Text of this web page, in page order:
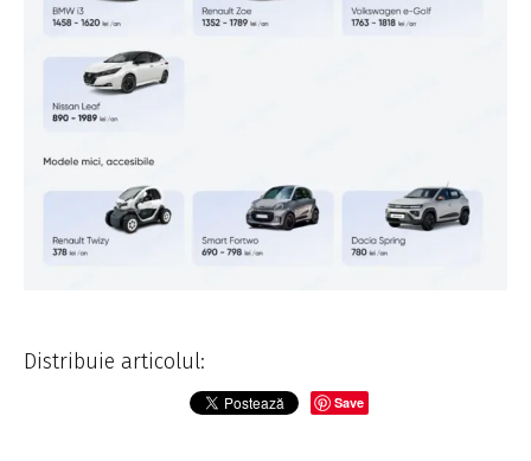
Distribuie articolul:
Save